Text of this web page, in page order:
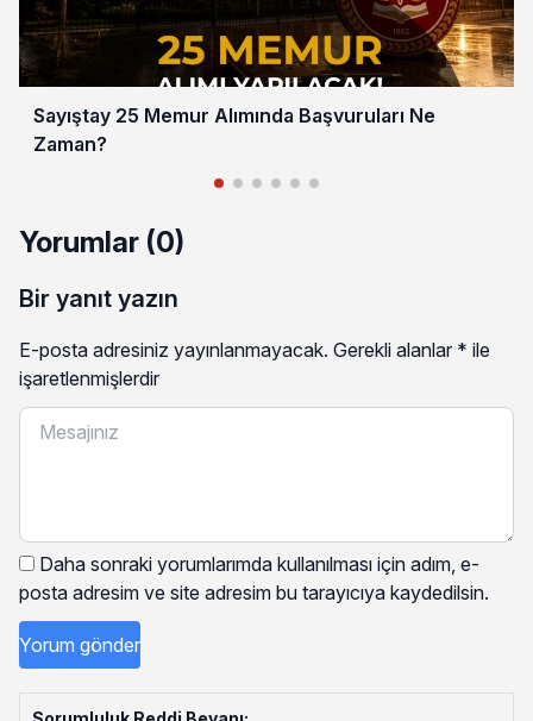
Sayıştay 25 Memur Alımında Başvuruları Ne
Zaman?
Yorumlar (0)
Bir yanıt yazın
E-posta adresiniz yayınlanmayacak. Gerekli alanlar * ile
işaretlenmişlerdir
Daha sonraki yorumlarımda kullanılması için adım, e-
posta adresim ve site adresim bu tarayıcıya kaydedilsin.